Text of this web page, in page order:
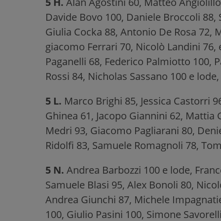
Davide Bovo 100, Daniele Broccoli 88,
Giulia Cocka 88, Antonio De Rosa 72,
giacomo Ferrari 70, Nicolò Landini 76,
Paganelli 68, Federico Palmiotto 100,
Rossi 84, Nicholas Sassano 100 e
5 L. Marco Brighi 85, Jessica Castorri
Ghinea 61, Jacopo Giannini 62, Mattia
Medri 93, Giacomo Pagliarani 80,
Ridolfi 83, Samuele Romagnoli 78,
5 N. Andrea Barbozzi 100 e lode,
Samuele Blasi 95, Alex Bonoli 80,
Andrea Giunchi 87, Michele
100, Giulio Pasini 100, Simone